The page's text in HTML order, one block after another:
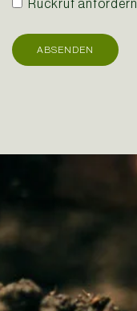
Rückruf anfordern
ABSENDEN